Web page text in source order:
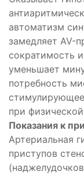
автоматизм
замедляет AV-
сократимость
уменьшает
потребность
при
Показания к
Артериальная
приступов